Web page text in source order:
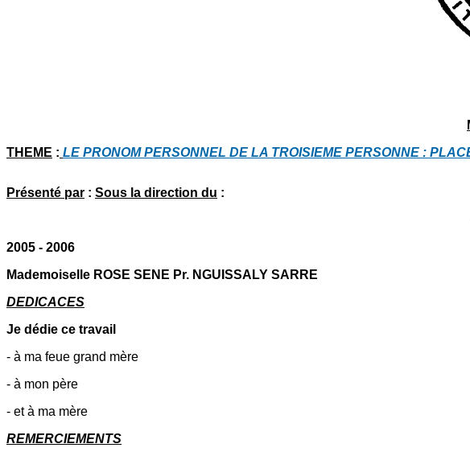
THEME : LE PRONOM PERSONNEL DE LA TROISIEME PERSONNE :
Présenté par : Sous la direction du :
2005 - 2006
Mademoiselle ROSE SENE Pr. NGUISSALY SARRE
DEDICACES
Je dédie ce travail
- à ma feue grand mère
- à mon père
- et à ma mère
REMERCIEMENTS